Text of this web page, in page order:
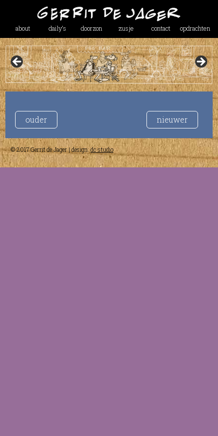
about daily’s doorzon zusje contact opdrachten
ouder nieuwer
© 2017 Gerrit de Jager | design:dc studio